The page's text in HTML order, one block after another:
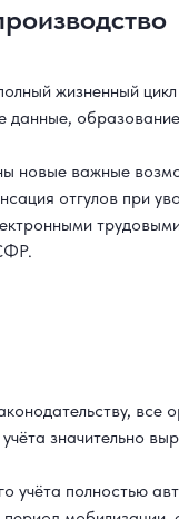
жизненный
новые важные
отгулов при
значительно
учёта полностью